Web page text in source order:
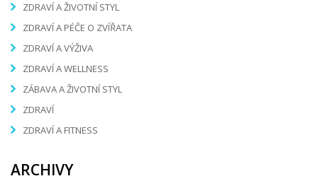
ZDRAVÍ A ŽIVOTNÍ STYL
ZDRAVÍ A PÉČE O ZVÍŘATA
ZDRAVÍ A VÝŽIVA
ZDRAVÍ A WELLNESS
ZÁBAVA A ŽIVOTNÍ STYL
ZDRAVÍ
ZDRAVÍ A FITNESS
ARCHIVY